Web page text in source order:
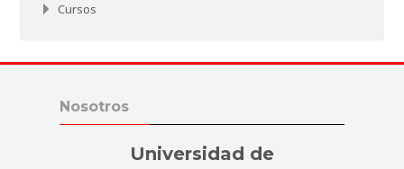
Cursos
Nosotros
Universidad de